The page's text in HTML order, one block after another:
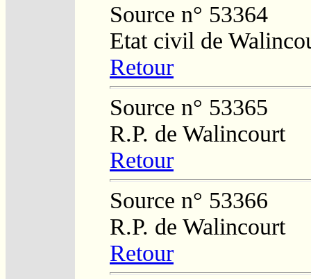
Source n° 53364
Etat civil de
Retour
Source n° 53365
R.P. de Walincourt
Retour
Source n° 53366
R.P. de Walincourt
Retour